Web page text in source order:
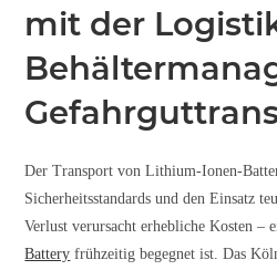
mit der
Der Transport von Lithium-Ionen-
Sicherheitsstandards und den Einsatz
Verlust verursacht erhebliche Kosten –
Battery frühzeitig begegnet ist. Das